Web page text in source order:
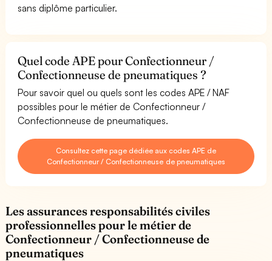
sans diplôme particulier.
Quel code APE pour Confectionneur /
Confectionneuse de pneumatiques ?
Pour savoir quel ou quels sont les codes APE / NAF
possibles pour le métier de Confectionneur /
Confectionneuse de pneumatiques.
Consultez cette page dédiée aux codes APE de
Confectionneur / Confectionneuse de pneumatiques
Les assurances responsabilités civiles
professionnelles pour le métier de
Confectionneur / Confectionneuse de
pneumatiques